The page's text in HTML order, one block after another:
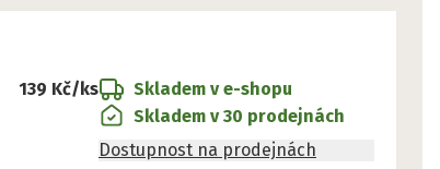
139 Kč/ks
Skladem v e-shopu
Skladem v 30 prodejnách
Dostupnost na prodejnách